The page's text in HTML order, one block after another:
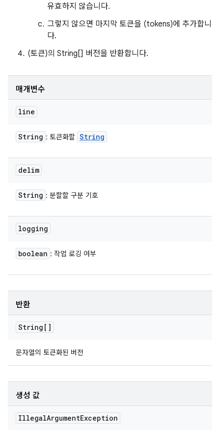
유효하지 않습니다.
그렇지 않으면 마지막 토큰을 (tokens)에 추가합니
다.
(토큰)의 String[] 버전을 반환합니다.
매개변수
line
String : 토큰화할 String
delim
String : 분할할 구분 기호
logging
boolean : 작업 로깅 여부
반환
String[]
문자열의 토큰화된 버전
생성 값
IllegalArgumentException